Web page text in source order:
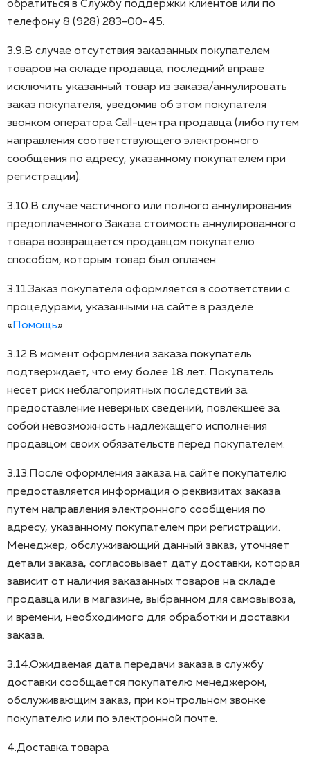
обратиться в Службу поддержки клиентов или по
телефону 8 (928) 283-00-45.
3.9.В случае отсутствия заказанных покупателем
товаров на складе продавца, последний вправе
исключить указанный товар из заказа/аннулировать
заказ покупателя, уведомив об этом покупателя
звонком оператора Call-центра продавца (либо путем
направления соответствующего электронного
сообщения по адресу, указанному покупателем при
регистрации).
3.10.В случае частичного или полного аннулирования
предоплаченного Заказа стоимость аннулированного
товара возвращается продавцом покупателю
способом, которым товар был оплачен.
3.11.Заказ покупателя оформляется в соответствии с
процедурами, указанными на сайте в разделе
« Помощь».
3.12.В момент оформления заказа покупатель
подтверждает, что ему более 18 лет. Покупатель
несет риск неблагоприятных последствий за
предоставление неверных сведений, повлекшее за
собой невозможность надлежащего исполнения
продавцом своих обязательств перед покупателем.
3.13.После оформления заказа на сайте покупателю
предоставляется информация о реквизитах заказа
путем направления электронного сообщения по
адресу, указанному покупателем при регистрации.
Менеджер, обслуживающий данный заказ, уточняет
детали заказа, согласовывает дату доставки, которая
зависит от наличия заказанных товаров на складе
продавца или в магазине, выбранном для самовывоза,
и времени, необходимого для обработки и доставки
заказа.
3.14.Ожидаемая дата передачи заказа в службу
доставки сообщается покупателю менеджером,
обслуживающим заказ, при контрольном звонке
покупателю или по электронной почте.
4.Доставка товара